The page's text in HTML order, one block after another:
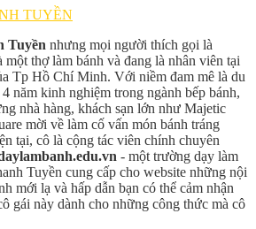
TUYỀN
Tuyền nhưng mọi người thích gọi là
một thợ làm bánh và đang là nhân viên tại
Tp Hồ Chí Minh. Với niềm đam mê là du
năm kinh nghiệm trong ngành bếp bánh,
nhà hàng, khách sạn lớn như Majetic
mời về làm cố vấn món bánh tráng
tại, cô là cộng tác viên chính chuyên
- một trường dạy làm
Tuyền cung cấp cho website những nội
mới lạ và hấp dẫn bạn có thể cảm nhận
gái này dành cho những công thức mà cô